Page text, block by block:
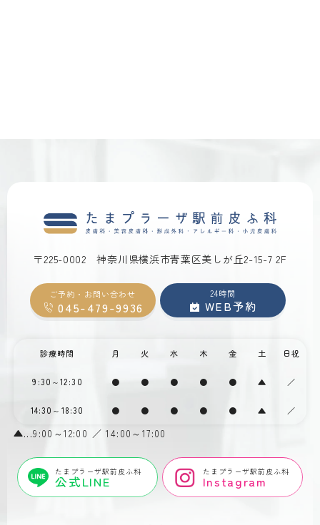
〒225-0002神奈川県横浜市青葉区美しが丘2-15-7 2F
ご予約・お問い合わせ
045-479-9936
24時間
WEB予約
診療時間 月 火 水 木 金 土 日祝
9:30～12:30 ● ● ● ● ● ▲ ／
14:30～18:30 ● ● ● ● ● ▲ ／
▲...9:00～12:00 ／ 14:00～17:00
たまプラーザ駅前皮ふ科
公式LINE
たまプラーザ駅前皮ふ科
Instagram